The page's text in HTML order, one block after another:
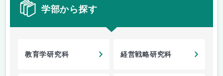
学部から探す
教育学研究科 経営戦略研究科